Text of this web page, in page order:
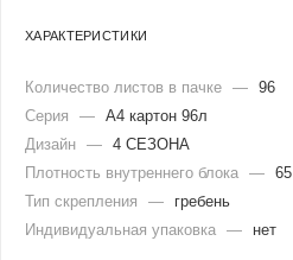
ХАРАКТЕРИСТИКИ
Количество листов в пачке — 96
Серия
— А4 картон 96л
Дизайн — 4 СЕЗОНА
Плотность внутреннего блока — 65
Тип скрепления
—
гребень
Индивидуальная упаковка — нет